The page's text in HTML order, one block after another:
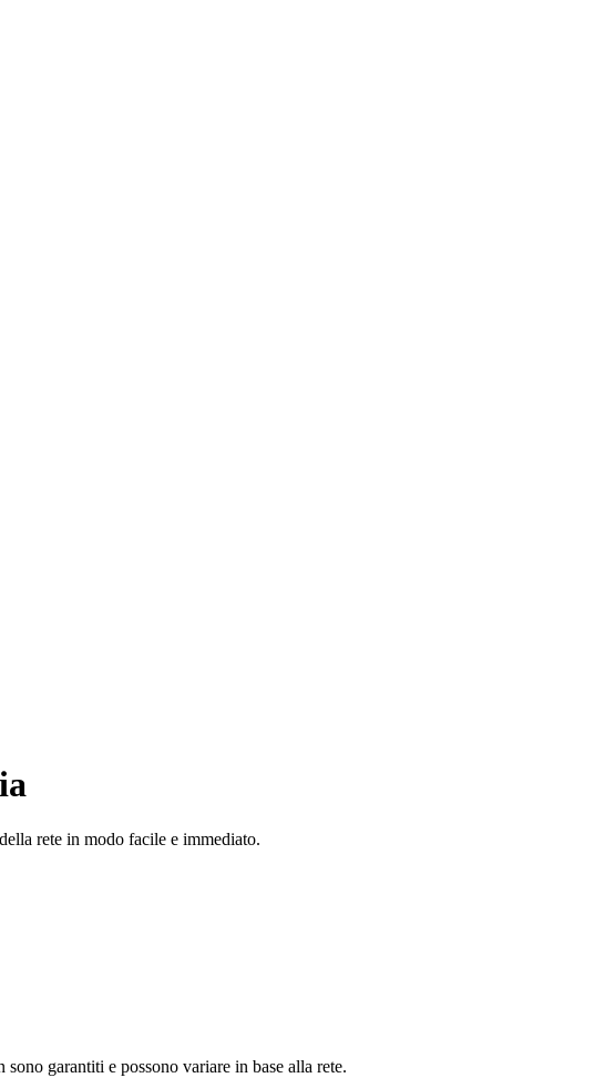
rete in modo facile e immediato.
garantiti e possono variare in base alla rete.